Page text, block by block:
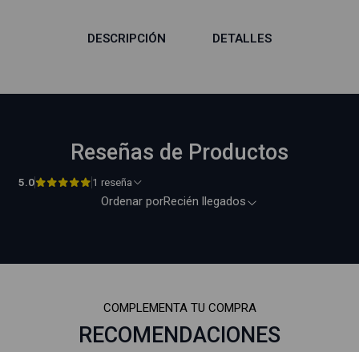
DESCRIPCIÓN DETALLES
Reseñas de Productos
5.0 1 reseña
Ordenar porRecién llegados
COMPLEMENTA TU COMPRA
RECOMENDACIONES